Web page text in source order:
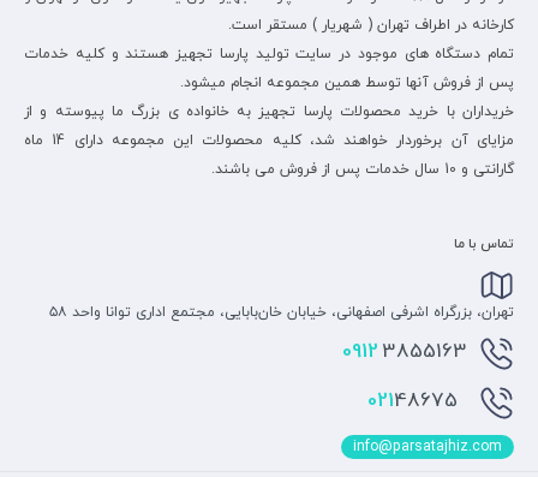
کارخانه در اطراف تهران ( شهریار ) مستقر است.
تمام دستگاه های موجود در سایت تولید پارسا تجهیز هستند و کلیه خدمات
پس از فروش آنها توسط همین مجموعه انجام میشود.
خریداران با خرید محصولات پارسا تجهیز به خانواده ی بزرگ ما پیوسته و از
مزایای آن برخوردار خواهند شد، کلیه محصولات این مجموعه دارای 14 ماه
گارانتی و 10 سال خدمات پس از فروش می باشند.
تماس با ما
تهران، بزرگراه اشرفی اصفهانی، خیابان خان‌بابایی، مجتمع اداری توانا واحد ۵۸
0912 3855163
48675
info@parsatajhiz.com